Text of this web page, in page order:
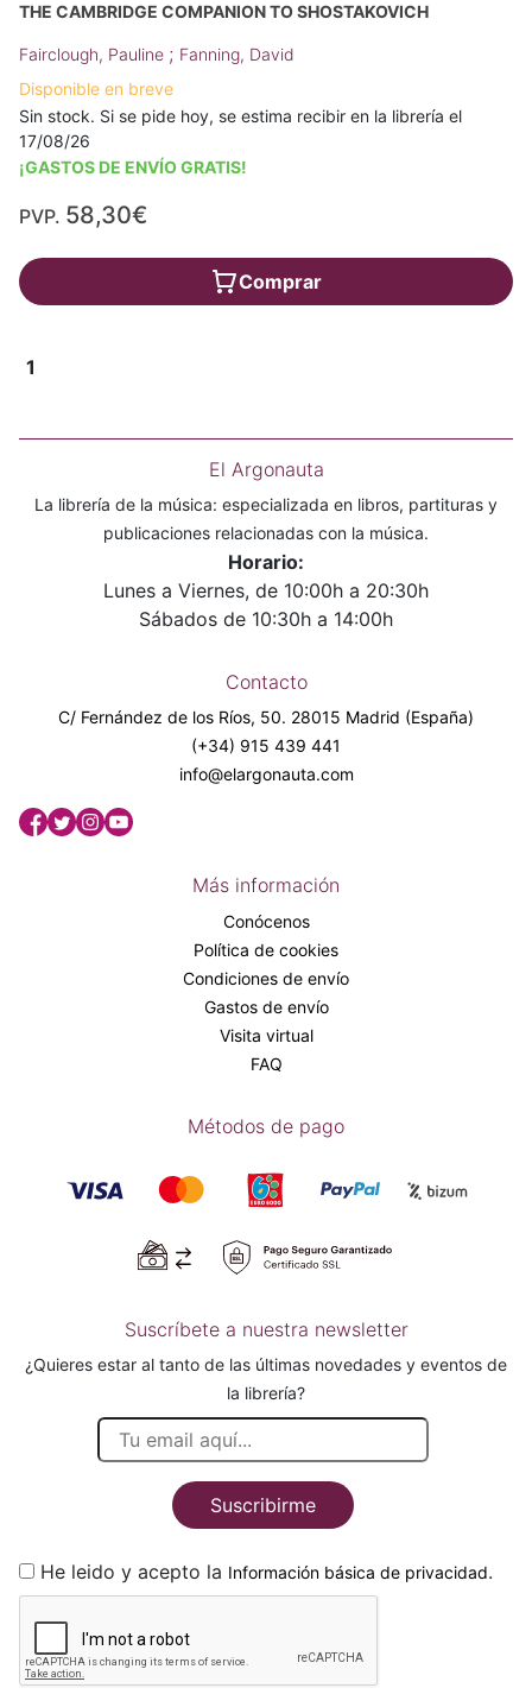
THE CAMBRIDGE COMPANION TO SHOSTAKOVICH
Fairclough, Pauline ; Fanning, David
Disponible en breve
Sin stock. Si se pide hoy, se estima recibir en la librería el
17/08/26
¡GASTOS DE ENVÍO GRATIS!
PVP. 58,30€
Comprar
1
El Argonauta
La librería de la música: especializada en libros, partituras y
publicaciones relacionadas con la música.
Horario:
Lunes a Viernes, de 10:00h a 20:30h
Sábados de 10:30h a 14:00h
Contacto
C/ Fernández de los Ríos, 50. 28015 Madrid (España)
(+34) 915 439 441
info@elargonauta.com
Más información
Conócenos
Política de cookies
Condiciones de envío
Gastos de envío
Visita virtual
FAQ
Métodos de pago
Suscríbete a nuestra newsletter
¿Quieres estar al tanto de las últimas novedades y eventos de
la librería?
Suscribirme
He leido y acepto la Información básica de privacidad.